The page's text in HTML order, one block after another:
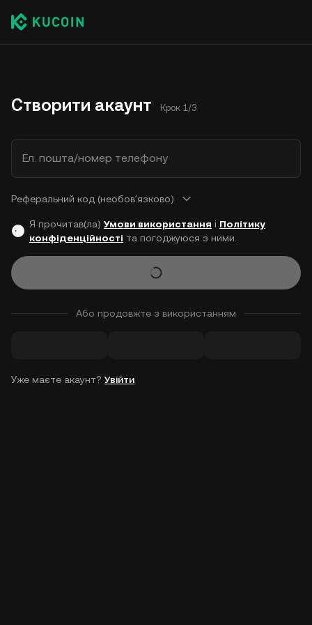
Створити акаунт Крок 1/3
Ел. пошта/номер телефону
Реферальний код (необовʼязково)
Я прочитав(ла) Умови використання і Політику
конфіденційності та погоджуюся з ними.
Або продовжте з використанням
Уже маєте акаунт? Увійти